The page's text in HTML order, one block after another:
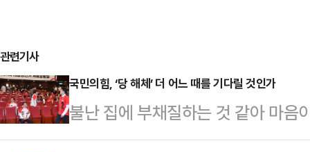
관련기사
국민의힘, ‘당 해체’ 더 어느 때를 기다릴 것인가
불난 집에 부채질하는 것 같아 마음
야겠다.“국민의힘 지금 해체하세요